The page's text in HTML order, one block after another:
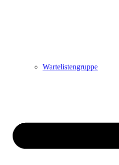
Wartelistengruppe